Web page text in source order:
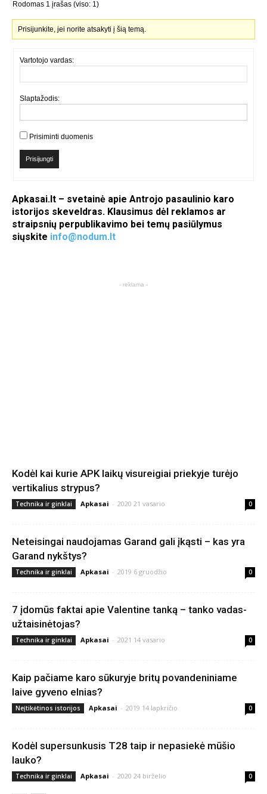
Rodomas 1 įrašas (viso: 1)
Prisijunkite, jei norite atsakyti į šią temą.
Vartotojo vardas:
Slaptažodis:
Prisiminti duomenis
Prisijungti
Apkasai.lt – svetainė apie Antrojo pasaulinio karo
istorijos skeveldras. Klausimus dėl reklamos ar
straipsnių perpublikavimo bei temų pasiūlymus
siųskite info@nodum.lt
- reklama -
Kodėl kai kurie APK laikų visureigiai priekyje turėjo
vertikalius strypus?
Technika ir ginklai Apkasai - 2020 21 vasario 0
Neteisingai naudojamas Garand gali įkąsti – kas yra
Garand nykštys?
Technika ir ginklai Apkasai - 2019 6 gruodžio 0
7 įdomūs faktai apie Valentine tanką – tanko vadas-
užtaisinėtojas?
Technika ir ginklai Apkasai - 2021 14 vasario 0
Kaip pačiame karo sūkuryje britų povandeniniame
laive gyveno elnias?
Neįtikėtinos istorijos Apkasai - 2019 14 lapkričio 0
Kodėl supersunkusis T28 taip ir nepasiekė mūšio
lauko?
Technika ir ginklai Apkasai - 2020 24 birželio 0